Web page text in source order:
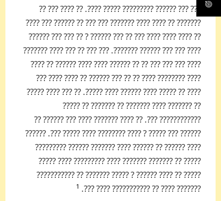
??? ??? ?????? ????????? ????? ????. ?? ???? ??? ??
??????? ?? ???? ???? ??????? ??? ??? ?? ?????? ??? ????
?? ???? ???? ???? ??? ?? ??? ?????? ? ?? ??? ??? ??????
???? ??? ??? ?????? ???????. ??? ??? ?? ??? ???? ???????
???? ??? ??? ??? ?? ?? ?????? ???? ???? ?????? ?? ????
???? ???????? ???? ?? ?? ??? ?????? ?? ???? ???? ???
???? ?? ????? ???? ?????? ???? ?????. ?? ??? ???? ?????
?? ??????? ???? ??????? ?? ??????? ?? ?????
???????????? ???. ?? ???? ??????? ???? ??? ?????? ??
?????? ??? ????? ? ???? ???????? ???? ????? ???. ??????
???? ?????? ?? ?????? ???? ??????? ?????? ?????????
????? ?? ??????? ??????? ???? ????????? ???? ?????
????? ?? ???? ?????? ? ????? ??????? ?? ???????????
??????? ???? ?? ??????????? ???? ???.
1